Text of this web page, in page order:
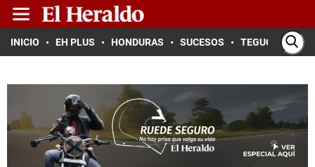
INICIO EH PLUS HONDURAS SUCESOS TEGUCIGALPA